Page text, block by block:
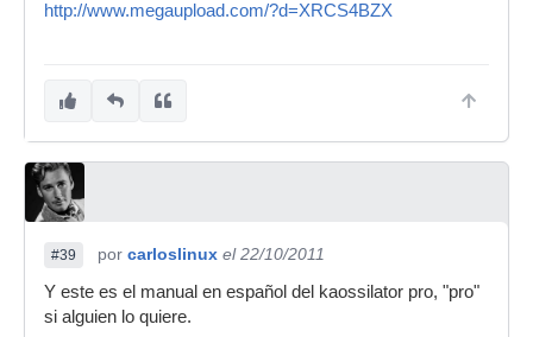
http://www.megaupload.com/?d=XRCS4BZX
#39 por carloslinux el 22/10/2011
Y este es el manual en español del kaossilator pro, "pro"
si alguien lo quiere.